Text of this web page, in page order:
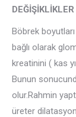
DEĞİŞİKLİKLER
Böbrek
bağlı olarak
kreatinini ( kas
Bunun
olur.Rahmin
üreter